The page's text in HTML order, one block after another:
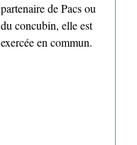
partenaire de Pacs ou
du concubin, elle est
exercée en commun.